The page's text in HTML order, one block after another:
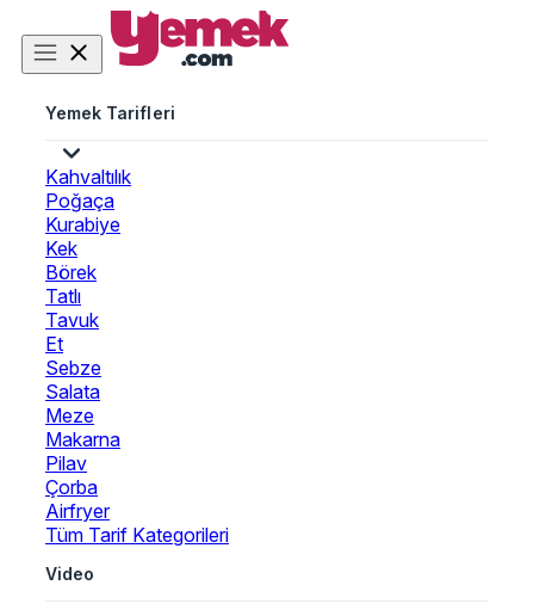
Yemek Tarifleri
Kahvaltılık
Poğaça
Kurabiye
Kek
Börek
Tatlı
Tavuk
Et
Sebze
Salata
Meze
Makarna
Pilav
Çorba
Airfryer
Tüm Tarif Kategorileri
Video